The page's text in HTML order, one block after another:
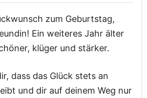
zum Geburtstag,
Ein weiteres Jahr älter
klüger und stärker.
dass das Glück stets an
und dir auf deinem Weg nur